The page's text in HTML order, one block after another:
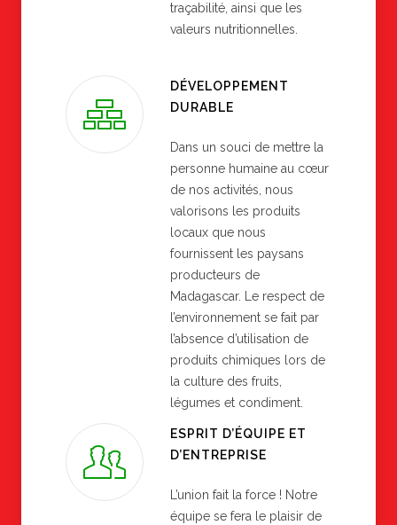
traçabilité, ainsi que les
valeurs nutritionnelles.
DÉVELOPPEMENT
DURABLE
Dans un souci de mettre la
personne humaine au cœur
de nos activités, nous
valorisons les produits
locaux que nous
fournissent les paysans
producteurs de
Madagascar. Le respect de
l’environnement se fait par
l’absence d’utilisation de
produits chimiques lors de
la culture des fruits,
légumes et condiment.
ESPRIT D’ÉQUIPE ET
D’ENTREPRISE
L’union fait la force ! Notre
équipe se fera le plaisir de